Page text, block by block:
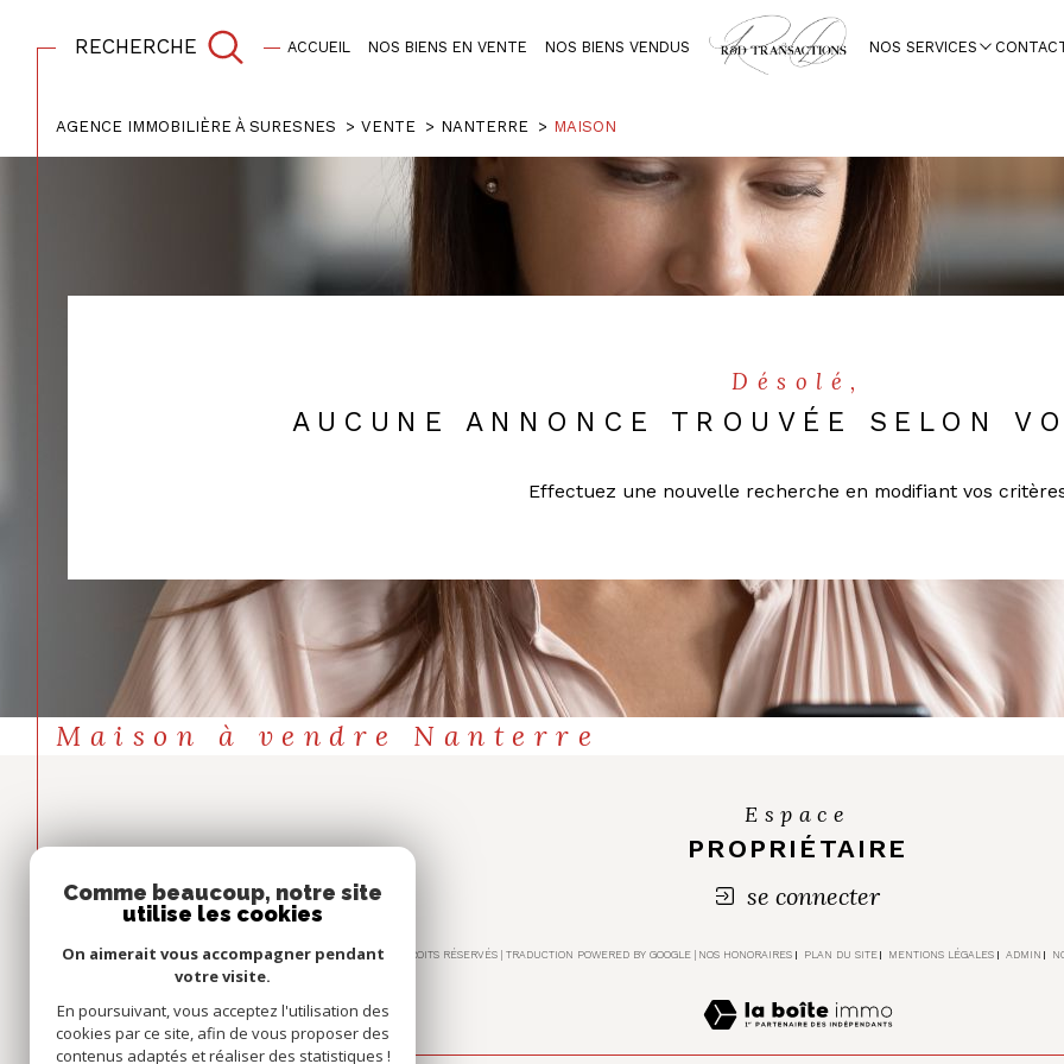
ACCUEIL NOS BIENS EN VENTE NOS BIENS VENDUS NOS SERVICES
RECHERCHE
Acheter
de l'ancien
Estimer
BUDGET
Maison 92000 - Nanterre
AGENCE IMMOBILIÈRE À SURESNES VENTE NANTERRE MAISON
Désolé,
AUCUNE ANNONCE TROUVÉE SELON
Effectuez une nouvelle recherche en modifiant vos
Maison à vendre Nanterre
Espace
PROPRIÉTAIRE
se connecter
© 2026 | TOUS DROITS RÉSERVÉS | TRADUCTION POWERED BY GOOGLE | NOS HONORAIRES PLAN DU SITE MENTIONS LÉGALES ADMIN
Comme beaucoup, notre site
utilise les cookies
On aimerait vous accompagner pendant
votre visite.
En poursuivant, vous acceptez l'utilisation des
cookies par ce site, afin de vous proposer des
contenus adaptés et réaliser des statistiques !